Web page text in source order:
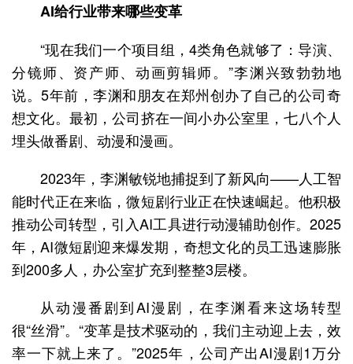
AI给行业带来哪些变革
“现在我们一个项目组，4类角色就够了：导演、
分镜师、资产师、动画剪辑师。”李渊兴致勃勃地
说。5年前，李渊和朋友在郑州创办了自己的公司奇
想文化。最初，公司挤在一间小办公室里，七八个人
埋头做番剧、动漫和漫画。
2023年，李渊敏锐地捕捉到了新风向——人工智
能时代正在来临，微短剧行业正在快速崛起。他积极
推动公司转型，引入AI工具进行动漫辅助创作。2025
年，AI微短剧迎来爆发期，奇想文化的员工迅速膨胀
到200多人，办公室扩充到整整3层楼。
从动漫番剧到AI漫剧，在李渊看来这场转型
很“丝滑”。“变革是技术驱动的，我们主动迎上去，效
率一下就上来了。”2025年，公司产出AI漫剧1万分